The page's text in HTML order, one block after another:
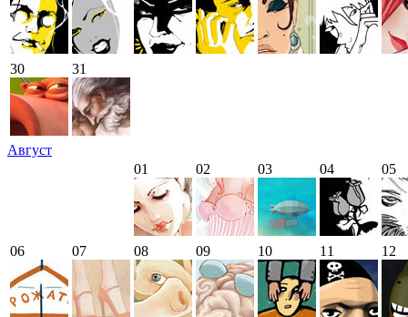
30 31
Август
01
02 03 04 05
06 07 08 09 10 11 12